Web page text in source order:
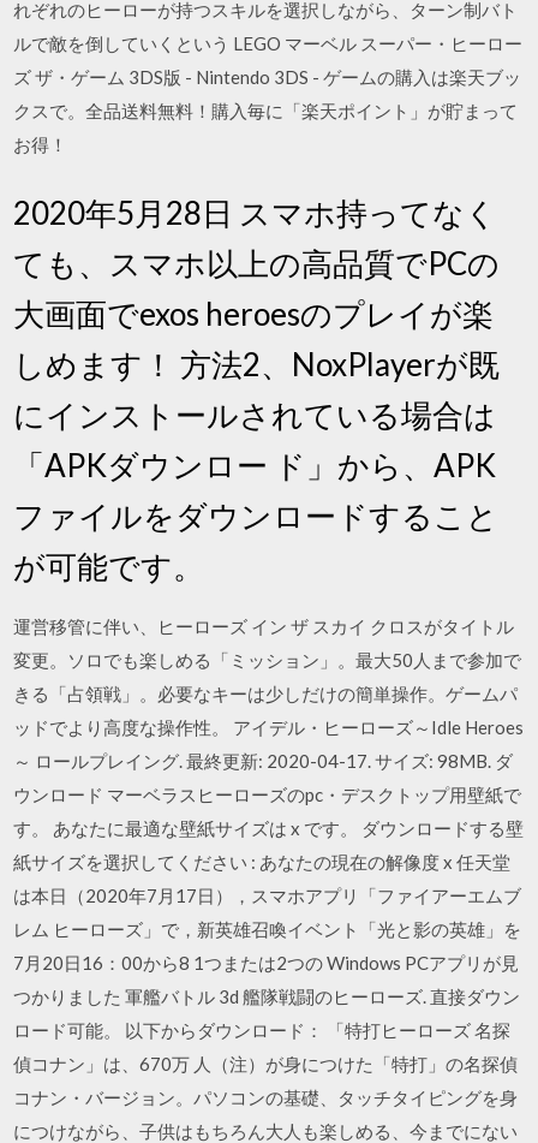
れぞれのヒーローが持つスキルを選択しながら、ターン制バト
ルで敵を倒していくという LEGO マーベル スーパー・ヒーロー
ズ ザ・ゲーム 3DS版 - Nintendo 3DS - ゲームの購入は楽天ブッ
クスで。全品送料無料！購入毎に「楽天ポイント」が貯まって
お得！
2020年5月28日 スマホ持ってなく
ても、スマホ以上の高品質でPCの
大画面でexos heroesのプレイが楽
しめます！ 方法2、NoxPlayerが既
にインストールされている場合は
「APKダウンロー ド」から、APK
ファイルをダウンロードすること
が可能です。
運営移管に伴い、ヒーローズ イン ザ スカイ クロスがタイトル
変更。ソロでも楽しめる「ミッション」。最大50人まで参加で
きる「占領戦」。必要なキーは少しだけの簡単操作。ゲームパ
ッドでより高度な操作性。 アイデル・ヒーローズ～Idle Heroes
～ ロールプレイング. 最終更新: 2020-04-17. サイズ: 98MB. ダ
ウンロード マーベラスヒーローズのpc・デスクトップ用壁紙で
す。 あなたに最適な壁紙サイズは x です。 ダウンロードする壁
紙サイズを選択してください : あなたの現在の解像度 x 任天堂
は本日（2020年7月17日），スマホアプリ「ファイアーエムブ
レム ヒーローズ」で，新英雄召喚イベント「光と影の英雄」を
7月20日16：00から8 1つまたは2つの Windows PCアプリが見
つかりました 軍艦バトル 3d 艦隊戦闘のヒーローズ. 直接ダウン
ロード可能。 以下からダウンロード： 「特打ヒーローズ 名探
偵コナン」は、670万 人（注）が身につけた「特打」の名探偵
コナン・バージョン。パソコンの基礎、タッチタイピングを身
につけながら、子供はもちろん大人も楽しめる、今までにない